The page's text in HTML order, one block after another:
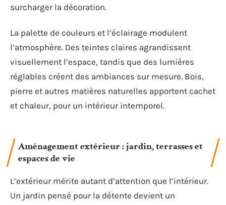
surcharger la décoration.
La palette de couleurs et l’éclairage modulent
l’atmosphère. Des teintes claires agrandissent
visuellement l’espace, tandis que des lumières
réglables créent des ambiances sur mesure. Bois,
pierre et autres matières naturelles apportent cachet
et chaleur, pour un intérieur intemporel.
Aménagement extérieur : jardin, terrasses et
espaces de vie
L’extérieur mérite autant d’attention que l’intérieur.
Un jardin pensé pour la détente devient un